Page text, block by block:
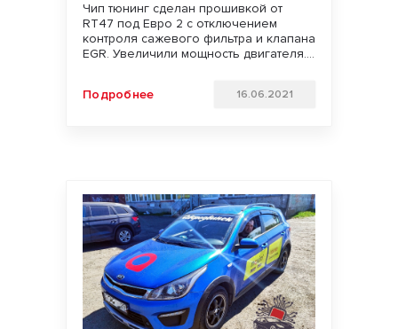
Чип тюнинг сделан прошивкой от
RT47 под Евро 2 с отключением
контроля сажевого фильтра и клапана
EGR. Увеличили мощность двигателя.
экономия топлива. Удачи на дорогах!!!
Подробнее 16.06.2021